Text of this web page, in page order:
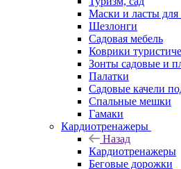
Маски и ласты для
Шезлонги
Садовая мебель
Коврики
Зонты садовые и
Палатки
Садовые качели
Спальные мешки
Гамаки
Кардиотренажеры
Назад
Кардиотренажеры
Беговые дорожки